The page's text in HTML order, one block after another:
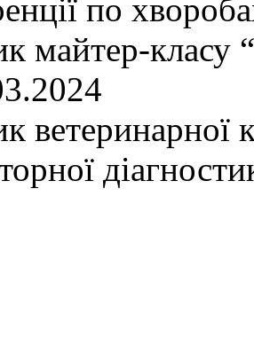
по
майтер-класу
ветеринарної